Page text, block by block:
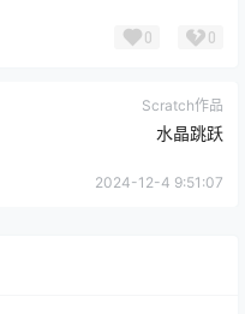
0 0
Scratch作品
水晶跳跃
2024-12-4 9:51:07